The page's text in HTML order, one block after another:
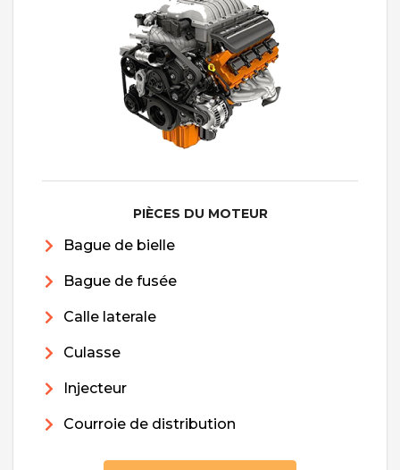
PIÈCES DU MOTEUR
Bague de bielle
Bague de fusée
Calle laterale
Culasse
Injecteur
Courroie de distribution